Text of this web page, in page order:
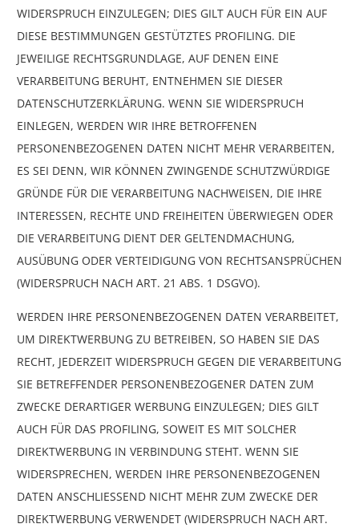
WIDERSPRUCH EINZULEGEN; DIES GILT AUCH FÜR EIN AUF
DIESE BESTIMMUNGEN GESTÜTZTES PROFILING. DIE
JEWEILIGE RECHTSGRUNDLAGE, AUF DENEN EINE
VERARBEITUNG BERUHT, ENTNEHMEN SIE DIESER
DATENSCHUTZERKLÄRUNG. WENN SIE WIDERSPRUCH
EINLEGEN, WERDEN WIR IHRE BETROFFENEN
PERSONENBEZOGENEN DATEN NICHT MEHR VERARBEITEN,
ES SEI DENN, WIR KÖNNEN ZWINGENDE SCHUTZWÜRDIGE
GRÜNDE FÜR DIE VERARBEITUNG NACHWEISEN, DIE IHRE
INTERESSEN, RECHTE UND FREIHEITEN ÜBERWIEGEN ODER
DIE VERARBEITUNG DIENT DER GELTENDMACHUNG,
AUSÜBUNG ODER VERTEIDIGUNG VON RECHTSANSPRÜCHEN
(WIDERSPRUCH NACH ART. 21 ABS. 1 DSGVO).
WERDEN IHRE PERSONENBEZOGENEN DATEN VERARBEITET,
UM DIREKTWERBUNG ZU BETREIBEN, SO HABEN SIE DAS
RECHT, JEDERZEIT WIDERSPRUCH GEGEN DIE VERARBEITUNG
SIE BETREFFENDER PERSONENBEZOGENER DATEN ZUM
ZWECKE DERARTIGER WERBUNG EINZULEGEN; DIES GILT
AUCH FÜR DAS PROFILING, SOWEIT ES MIT SOLCHER
DIREKTWERBUNG IN VERBINDUNG STEHT. WENN SIE
WIDERSPRECHEN, WERDEN IHRE PERSONENBEZOGENEN
DATEN ANSCHLIESSEND NICHT MEHR ZUM ZWECKE DER
DIREKTWERBUNG VERWENDET (WIDERSPRUCH NACH ART.